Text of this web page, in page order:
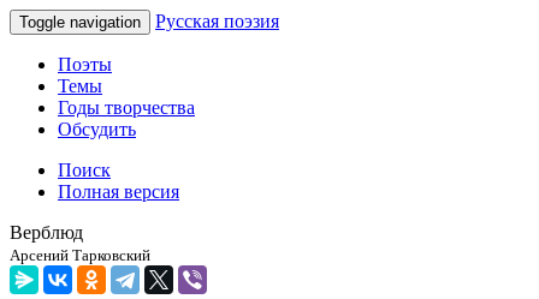
Toggle navigation Русская поэзия
Поэты
Темы
Годы творчества
Обсудить
Поиск
Полная версия
Верблюд
Арсений Тарковский